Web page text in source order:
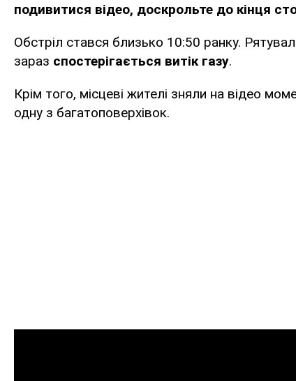
подивитися відео, доскрольте до кінця
Обстріл стався близько 10:50 ранку.
зараз спостерігається витік газу.
Крім того, місцеві жителі зняли на відео
одну з багатоповерхівок.